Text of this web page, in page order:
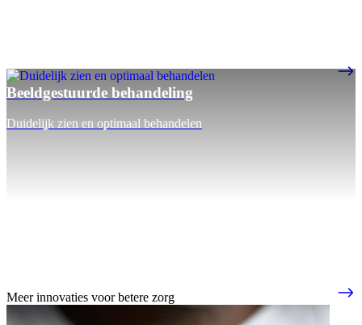
Beeldgestuurde behandeling
Duidelijk zien en optimaal behandelen
Meer innovaties voor betere zorg